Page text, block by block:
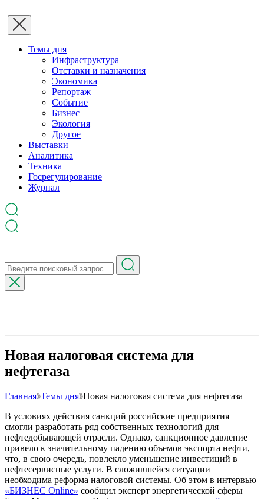
Темы дня
Инфраструктура
Отставки и назначения
Экономика
Репортаж
Событие
Бизнес
Экология
Другое
Выставки
Аналитика
Техника
Госрегулирование
Журнал
Новая налоговая система для
нефтегаза
Главная Темы дня Новая налоговая система для нефтегаза
В условиях действия санкций российские предприятия
смогли разработать ряд собственных технологий для
нефтедобывающей отрасли. Однако, санкционное давление
привело к значительному падению объемов экспорта нефти,
что, в свою очередь, повлекло уменьшение инвестиций в
нефтесервисные услуги. В сложившейся ситуации
необходима реформа налоговой системы. Об этом в интервью
«БИЗНЕС Online» сообщил эксперт энергетической сферы